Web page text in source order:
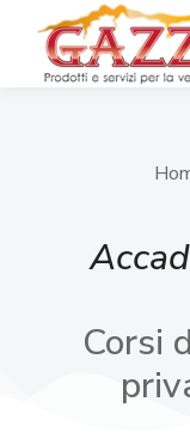
Corsi